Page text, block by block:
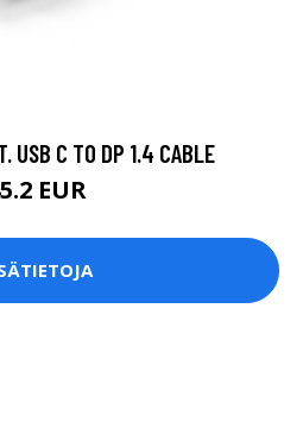
USB C TO DP 1.4 CABLE
EUR